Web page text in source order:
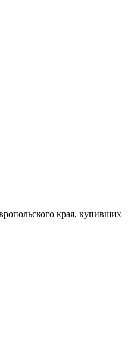
края, купивших